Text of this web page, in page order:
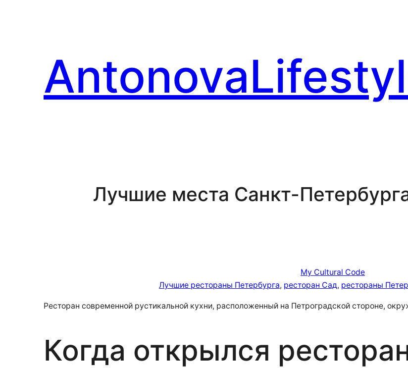
Лучшие места Санкт-
My Cultural Code
Лучшие рестораны Петербурга, ресторан Сад, рестораны
Ресторан современной рустикальной кухни, расположенный на Петроградской стороне,
Когда открылся